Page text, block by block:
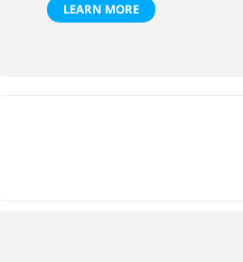
LEARN MORE